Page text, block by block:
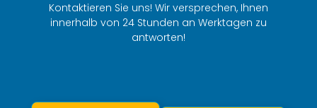
Kontaktieren Sie uns! Wir versprechen, Ihnen
innerhalb von 24 Stunden an Werktagen zu
antworten!